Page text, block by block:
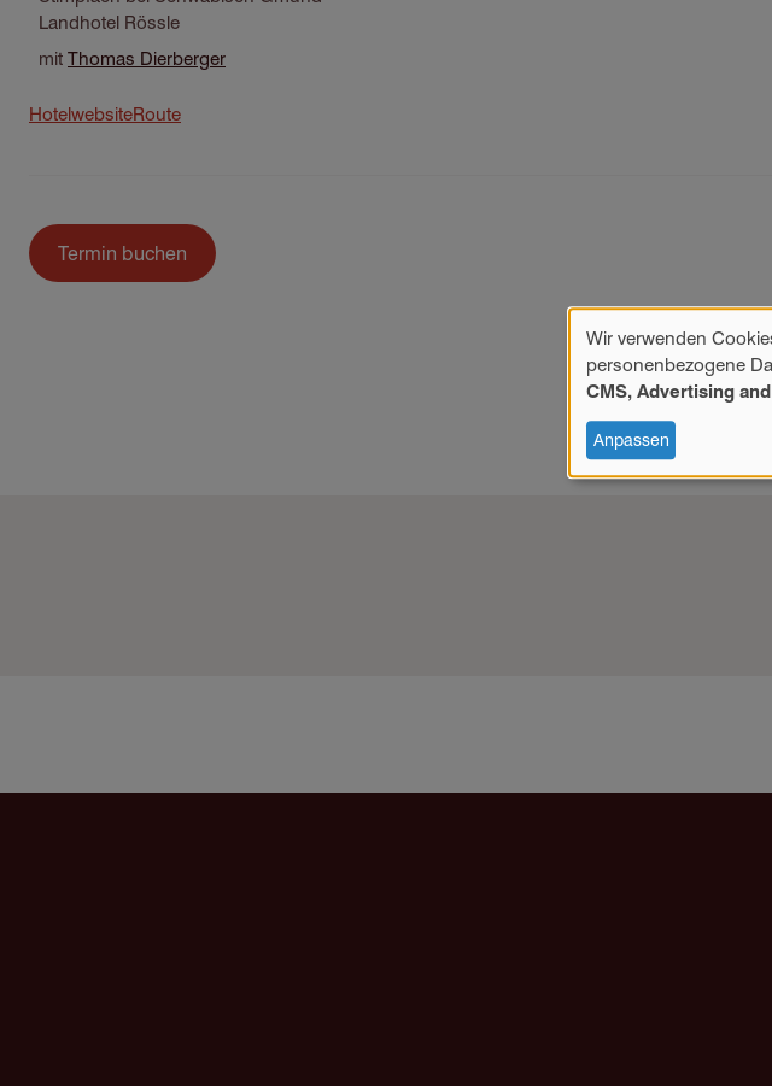
Landhotel Rössle
mit Thomas Dierberger
HotelwebsiteRoute
Termin buchen
Verwendung
personenbezogener
Daten
und
Cookies
Wir verwenden
personenbezogene
CMS, Advertising
Anpassen